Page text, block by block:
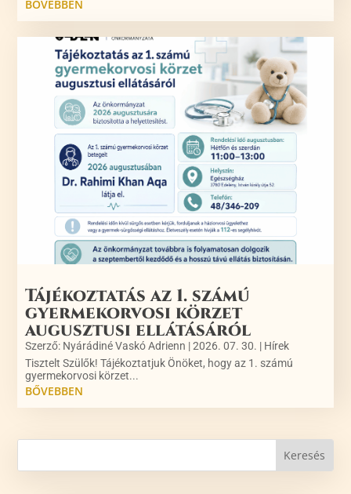
BŐVEBBEN
Tájékoztatás az 1. számú
gyermekorvosi körzet
augusztusi ellátásáról
Szerző: Nyárádiné Vaskó Adrienn |2026. 07. 30. | Hírek
Tisztelt Szülők! Tájékoztatjuk Önöket, hogy az 1. számú
gyermekorvosi körzet...
BŐVEBBEN